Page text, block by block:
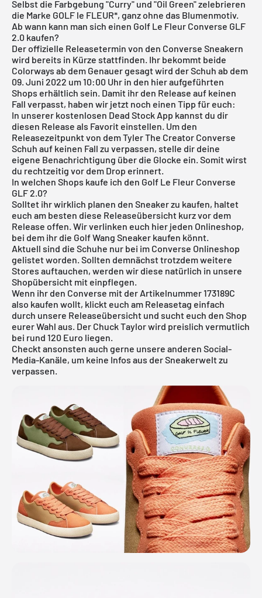
Selbst die Farbgebung "Curry" und "Oil Green" zelebrieren
die Marke GOLF le FLEUR*, ganz ohne das Blumenmotiv.
Ab wann kann man sich einen Golf Le Fleur Converse GLF
2.0 kaufen?
Der offizielle Releasetermin von den Converse Sneakern
wird bereits in Kürze stattfinden. Ihr bekommt beide
Colorways ab dem Genauer gesagt wird der Schuh ab dem
09. Juni 2022 um 10:00 Uhr in den hier aufgeführten
Shops erhältlich sein. Damit ihr den Release auf keinen
Fall verpasst, haben wir jetzt noch einen Tipp für euch:
In unserer kostenlosen Dead Stock App kannst du dir
diesen Release als Favorit einstellen. Um den
Releasezeitpunkt von dem Tyler The Creator Converse
Schuh auf keinen Fall zu verpassen, stelle dir deine
eigene Benachrichtigung über die Glocke ein. Somit wirst
du rechtzeitig vor dem Drop erinnert.
In welchen Shops kaufe ich den Golf Le Fleur Converse
GLF 2.0?
Solltet ihr wirklich planen den Sneaker zu kaufen, haltet
euch am besten diese Releaseübersicht kurz vor dem
Release offen. Wir verlinken euch hier jeden Onlineshop,
bei dem ihr die Golf Wang Sneaker kaufen könnt.
Aktuell sind die Schuhe nur bei im Converse Onlineshop
gelistet worden. Sollten demnächst trotzdem weitere
Stores auftauchen, werden wir diese natürlich in unsere
Shopübersicht mit einpflegen.
Wenn ihr den Converse mit der Artikelnummer 173189C
also kaufen wollt, klickt euch am Releasetag einfach
durch unsere Releaseübersicht und sucht euch den Shop
eurer Wahl aus. Der Chuck Taylor wird preislich vermutlich
bei rund 120 Euro liegen.
Checkt ansonsten auch gerne unsere anderen Social-
Media-Kanäle, um keine Infos aus der Sneakerwelt zu
verpassen.